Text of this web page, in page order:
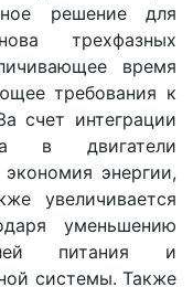
решение для
трехфазных
время
требования к
счет интеграции
в двигатели
энергии,
увеличивается
уменьшению
питания и
системы. Также